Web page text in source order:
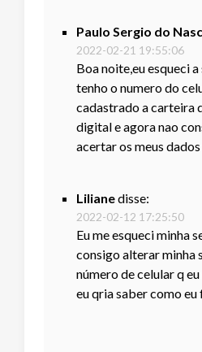
Paulo Sergio do
2022-02-21 19:55:06
Boa noite,eu esqueci a
tenho o numero do
cadastrado a carteira
digital e agora nao
acertar os meus
Lilianedisse:
2022-02-12 17:25:50
Eu me esqueci minha
consigo alterar minha
número de celular q
eu qria saber como eu